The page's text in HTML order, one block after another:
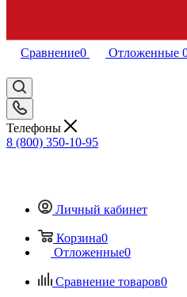
Сравнение0 Отложенные
Телефоны
8 (800) 350-10-95
Личный кабинет
Корзина0
Отложенные0
Сравнение товаров0